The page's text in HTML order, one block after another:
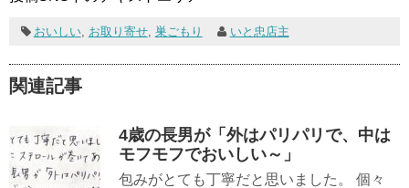
おいしい, お取り寄せ, 巣ごもり いと忠店主
関連記事
4歳の長男が「外はパリパリで、中は
モフモフでおいしい～」
包みがとても丁寧だと思いました。 個々